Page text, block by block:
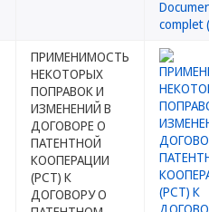
ПРИМЕНИМОСТЬ
НЕКОТОРЫХ
ПОПРАВОК И
ИЗМЕНЕНИЙ В
ДОГОВОРЕ О
ПАТЕНТНОЙ
КООПЕРАЦИИ
(РСТ) К
ДОГОВОРУ О